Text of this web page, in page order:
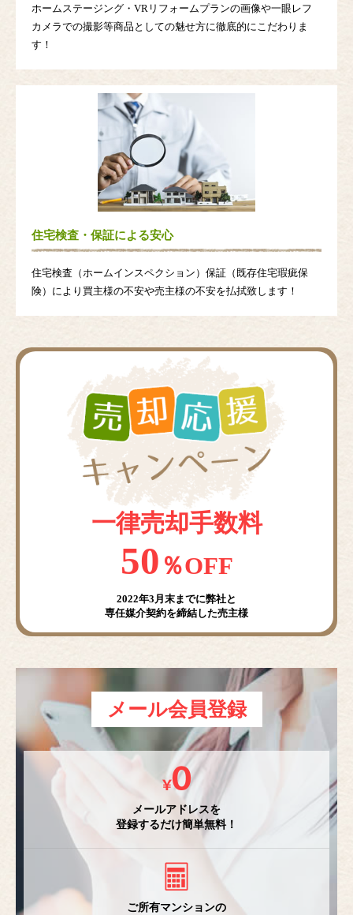
ホームステージング・VRリフォームプランの画像や一眼レフ
カメラでの撮影等商品としての魅せ方に徹底的にこだわりま
す！
住宅検査・保証による安心
住宅検査（ホームインスペクション）保証（既存住宅瑕疵保
険）により買主様の不安や売主様の不安を払拭致します！
一律売却手数料
50 ％OFF
2022年3月末までに弊社と
専任媒介契約を締結した売主様
メール会員登録
メールアドレスを
登録するだけ簡単無料！
ご所有マンションの